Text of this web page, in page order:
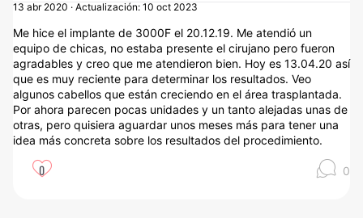
13 abr 2020 · Actualización: 10 oct 2023
Me hice el implante de 3000F el 20.12.19. Me atendió un
equipo de chicas, no estaba presente el cirujano pero fueron
agradables y creo que me atendieron bien. Hoy es 13.04.20 así
que es muy reciente para determinar los resultados. Veo
algunos cabellos que están creciendo en el área trasplantada.
Por ahora parecen pocas unidades y un tanto alejadas unas de
otras, pero quisiera aguardar unos meses más para tener una
idea más concreta sobre los resultados del procedimiento.
0 0